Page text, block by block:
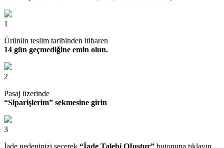
1
Ürünün teslim tarihinden itibaren
14 gün geçmediğine emin olun.
2
Pasaj üzerinde
“Siparişlerim” sekmesine girin
3
İade nedeninizi seçerek “İade Talebi OIuştur” butonuna tıklayın.